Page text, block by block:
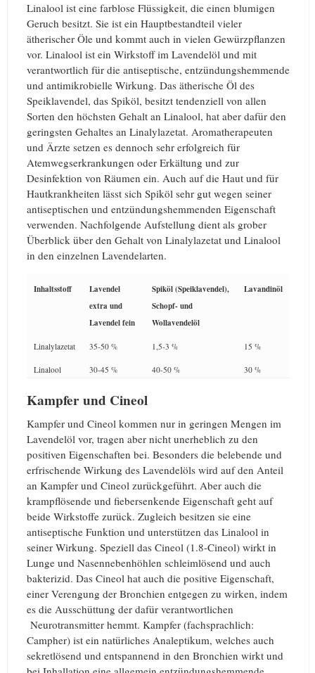
Linalool ist eine farblose Flüssigkeit, die einen blumigen
Geruch besitzt. Sie ist ein Hauptbestandteil vieler
ätherischer Öle und kommt auch in vielen Gewürzpflanzen
vor. Linalool ist ein Wirkstoff im Lavendelöl und mit
verantwortlich für die antiseptische, entzündungshemmende
und antimikrobielle Wirkung. Das ätherische Öl des
Speiklavendel, das Spiköl, besitzt tendenziell von allen
Sorten den höchsten Gehalt an Linalool, hat aber dafür den
geringsten Gehaltes an Linalylazetat. Aromatherapeuten
und Ärzte setzen es dennoch sehr erfolgreich für
Atemwegserkrankungen oder Erkältung und zur
Desinfektion von Räumen ein. Auch auf die Haut und für
Hautkrankheiten lässt sich Spiköl sehr gut wegen seiner
antiseptischen und entzündungshemmenden Eigenschaft
verwenden. Nachfolgende Aufstellung dient als grober
Überblick über den Gehalt von Linalylazetat und Linalool
in den einzelnen Lavendelarten.
Inhaltsstoff
Lavendel
extra und
Lavendel fein
Spiköl (Speiklavendel),
Schopf- und
Wollavendelöl
Lavandinöl
Linalylazetat 35-50 % 1,5-3 % 15 %
Linalool 30-45 % 40-50 % 30 %
Kampfer und Cineol
Kampfer und Cineol kommen nur in geringen Mengen im
Lavendelöl vor, tragen aber nicht unerheblich zu den
positiven Eigenschaften bei. Besonders die belebende und
erfrischende Wirkung des Lavendelöls wird auf den Anteil
an Kampfer und Cineol zurückgeführt. Aber auch die
krampflösende und fiebersenkende Eigenschaft geht auf
beide Wirkstoffe zurück. Zugleich besitzen sie eine
antiseptische Funktion und unterstützen das Linalool in
seiner Wirkung. Speziell das Cineol (1.8-Cineol) wirkt in
Lunge und Nasennebenhöhlen schleimlösend und auch
bakterizid. Das Cineol hat auch die positive Eigenschaft,
einer Verengung der Bronchien entgegen zu wirken, indem
es die Ausschüttung der dafür verantwortlichen
Neurotransmitter hemmt. Kampfer (fachsprachlich:
Campher) ist ein natürliches Analeptikum, welches auch
sekretlösend und entspannend in den Bronchien wirkt und